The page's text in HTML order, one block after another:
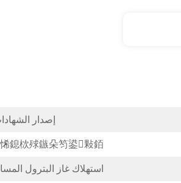
إصدار
鎴栨殏鏃朵笉鍙敤銆:
استهلاك غاز البترول